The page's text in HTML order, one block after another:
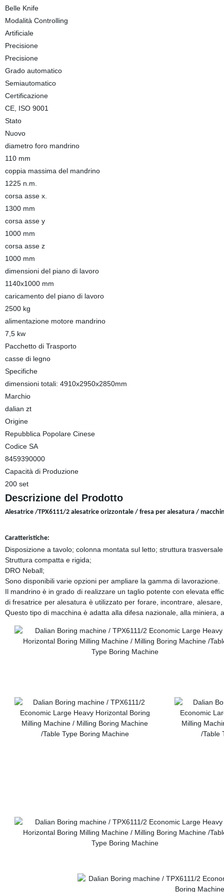
Belle Knife
Modalità Controlling
Artificiale
Precisione
Precisione
Grado automatico
Semiautomatico
Certificazione
CE, ISO 9001
Stato
Nuovo
diametro foro mandrino
110 mm
coppia massima del mandrino
1225 n.m.
corsa asse x.
1300 mm
corsa asse y
1000 mm
corsa asse z
1000 mm
dimensioni del piano di lavoro
1140x1000 mm
caricamento del piano di lavoro
2500 kg
alimentazione motore mandrino
7,5 kw
Pacchetto di Trasporto
casse di legno
Specifiche
dimensioni totali: 4910x2950x2850mm
Marchio
dalian zt
Origine
Repubblica Popolare Cinese
Codice SA
8459390000
Capacità di Produzione
200 set
Descrizione del Prodotto
Alesatrice /TPX6111/2 alesatrice orizzontale / fresa per alesatura /
Caratteristiche:
Disposizione a tavolo; colonna montata sul letto; struttura
Struttura compatta e rigida;
DRO Neball;
Sono disponibili varie opzioni per ampliare la gamma di lavorazione.
Il mandrino è in grado di realizzare un taglio potente con elevata
di fresatrice per alesatura è utilizzato per forare, incontrare,
Questo tipo di macchina è adatta alla difesa nazionale, alla miniera,